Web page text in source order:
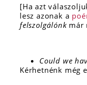
[Ha azt
lesz azonak a
felszolgálónkmár
Could we
Kérhetnénk még